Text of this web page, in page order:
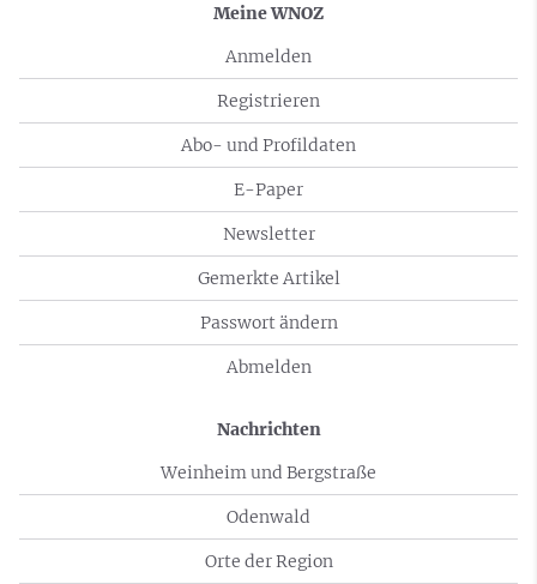
Meine WNOZ
Anmelden
Registrieren
Abo- und Profildaten
E-Paper
Newsletter
Gemerkte Artikel
Passwort ändern
Abmelden
Nachrichten
Weinheim und Bergstraße
Odenwald
Orte der Region